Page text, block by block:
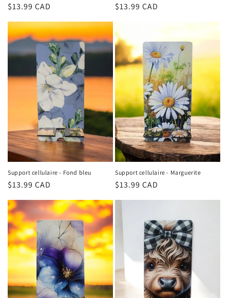
Regular
$13.99 CAD
Regular
$13.99 CAD
Support cellulaire - Fond bleu
Regular
price
$13.99 CAD
Support cellulaire - Marguerite
Regular
price
$13.99 CAD